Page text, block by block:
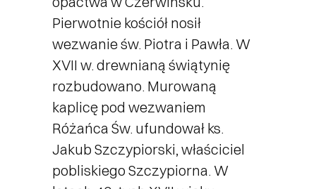
Pierwotnie kościół nosił
wezwanie św. Piotra i Pawła. W
XVII w. drewnianą świątynię
rozbudowano. Murowaną
kaplicę pod wezwaniem
Różańca Św. ufundował ks.
Jakub Szczypiorski, właściciel
pobliskiego Szczypiorna. W